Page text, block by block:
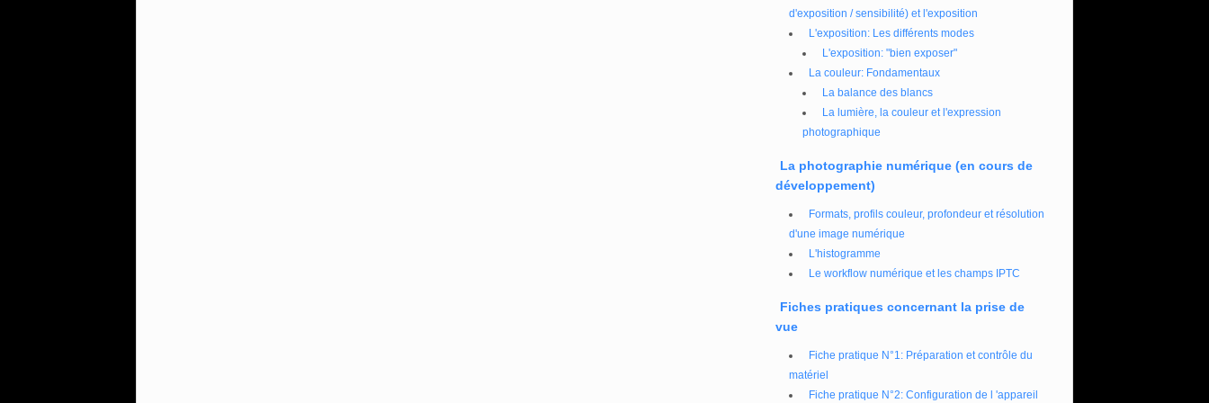
d'exposition / sensibilité) et l'exposition
L'exposition: Les différents modes
L'exposition: "bien exposer"
La couleur: Fondamentaux
La balance des blancs
La lumière, la couleur et l'expression
photographique
La photographie numérique (en cours de
développement)
Formats, profils couleur, profondeur et résolution
d'une image numérique
L'histogramme
Le workflow numérique et les champs IPTC
Fiches pratiques concernant la prise de
vue
Fiche pratique N°1: Préparation et contrôle du
matériel
Fiche pratique N°2: Configuration de l 'appareil